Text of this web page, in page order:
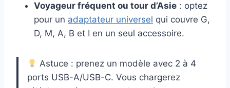
Voyageur fréquent ou tour d’Asie : optez
pour un adaptateur universel qui couvre G,
D, M, A, B et I en un seul accessoire.
Astuce : prenez un modèle avec 2 à 4
ports USB-A/USB-C. Vous chargerez